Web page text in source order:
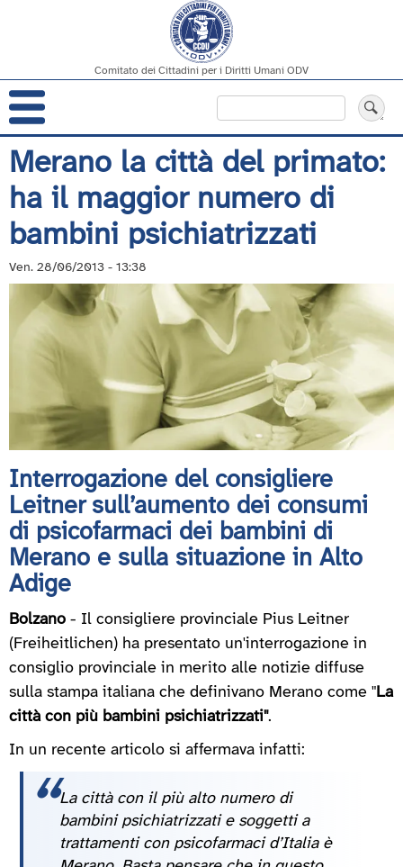
Salta
al
contenuto
principale
Comitato dei Cittadini per i Diritti Umani ODV
Navigazione
principale
Merano la città del primato:
ha il maggior numero di
bambini psichiatrizzati
Ven. 28/06/2013 - 13:38
Interrogazione del consigliere
Leitner sull’aumento dei consumi
di psicofarmaci dei bambini di
Merano e sulla situazione in Alto
Adige
Bolzano - Il consigliere provinciale Pius Leitner
(Freiheitlichen) ha presentato un'interrogazione in
consiglio provinciale in merito alle notizie diffuse
sulla stampa italiana che definivano Merano come "La
città con più bambini psichiatrizzati".
In un recente articolo si affermava infatti:
La città con il più alto numero di
bambini psichiatrizzati e soggetti a
trattamenti con psicofarmaci d’Italia è